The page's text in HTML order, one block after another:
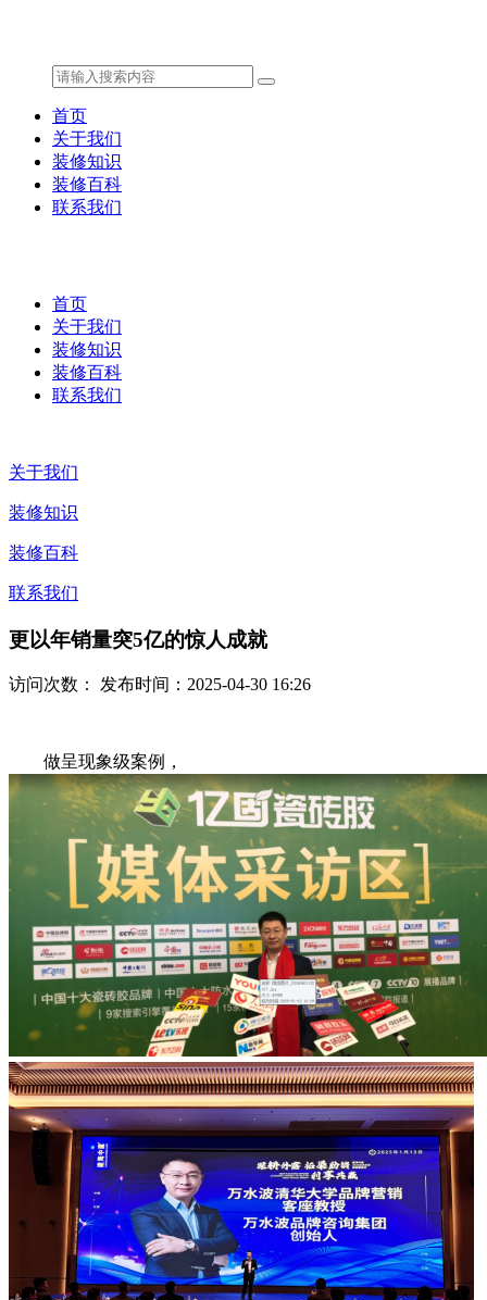
首页
关于我们
装修知识
装修百科
联系我们
首页
关于我们
装修知识
装修百科
联系我们
关于我们
装修知识
装修百科
联系我们
更以年销量突5亿的惊人成就
访问次数： 发布时间：2025-04-30 16:26
做呈现象级案例，